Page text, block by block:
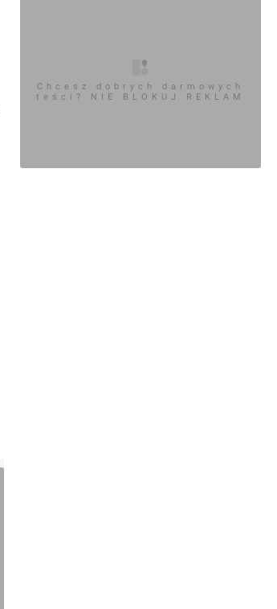
Chcesz dobrych darmowych
teści? NIE BLOKUJ REKLAM